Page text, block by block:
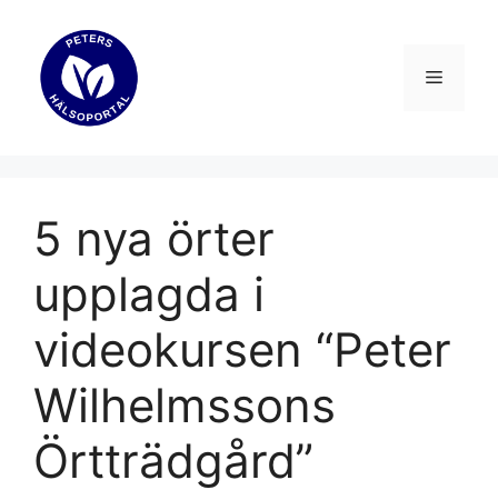
innehåll
Meny
5 nya örter
upplagda i
videokursen “Peter
Wilhelmssons
Örtträdgård”